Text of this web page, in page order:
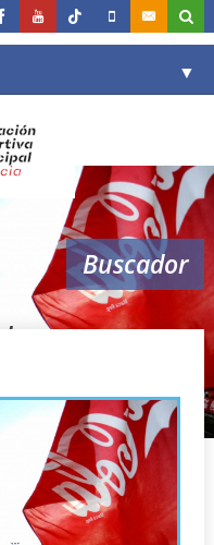
▼
▼
▼
Buscador
deporte en verano